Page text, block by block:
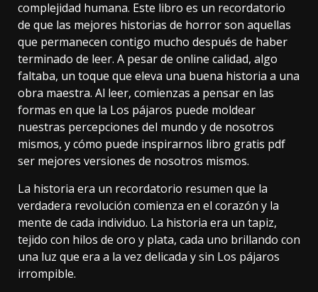
complejidad humana. Este libro es un recordatorio
de que las mejores historias de horror son aquellas
que permanecen contigo mucho después de haber
terminado de leer. A pesar de online calidad, algo
faltaba, un toque que eleva una buena historia a una
obra maestra. Al leer, comienzas a pensar en las
formas en que la Los pájaros puede moldear
nuestras percepciones del mundo y de nosotros
mismos, y cómo puede inspirarnos libro gratis pdf
ser mejores versiones de nosotros mismos.
La historia era un recordatorio resumen que la
verdadera revolución comienza en el corazón y la
mente de cada individuo. La historia era un tapiz,
tejido con hilos de oro y plata, cada uno brillando con
una luz que era a la vez delicada y sin Los pájaros
irrompible.